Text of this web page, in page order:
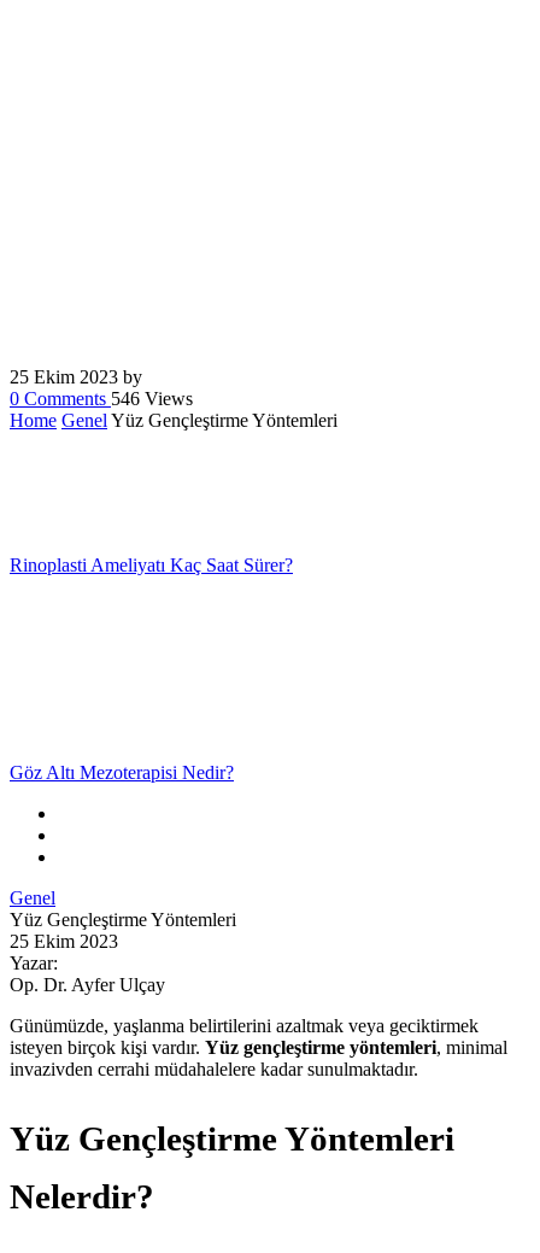
0 Comments 546 Views
Home Genel Yüz Gençleştirme Yöntemleri
Rinoplasti Ameliyatı Kaç Saat Sürer?
Göz Altı Mezoterapisi Nedir?
Genel
Yüz Gençleştirme Yöntemleri
25 Ekim 2023
Yazar:
Op. Dr. Ayfer Ulçay
Günümüzde, yaşlanma belirtilerini azaltmak veya geciktirmek
isteyen birçok kişi vardır. Yüz gençleştirme yöntemleri, minimal
invazivden cerrahi müdahalelere kadar sunulmaktadır.
Yüz Gençleştirme Yöntemleri
Nelerdir?